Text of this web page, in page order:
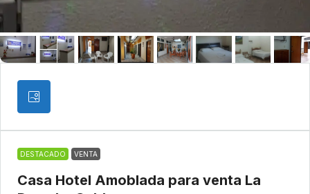
DESTACADO VENTA
Casa Hotel Amoblada para venta La